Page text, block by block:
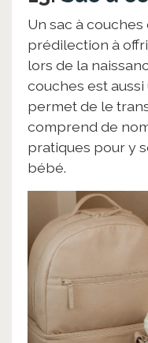
Un sac à couches
prédilection à
lors de la
couches est aussi
permet de le
comprend de
pratiques pour y
bébé.